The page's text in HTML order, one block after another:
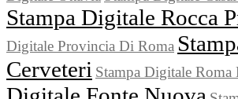
Stampa Digitale Rocca
Digitale Provincia Di Roma
Cerveteri Stampa Digitale Roma